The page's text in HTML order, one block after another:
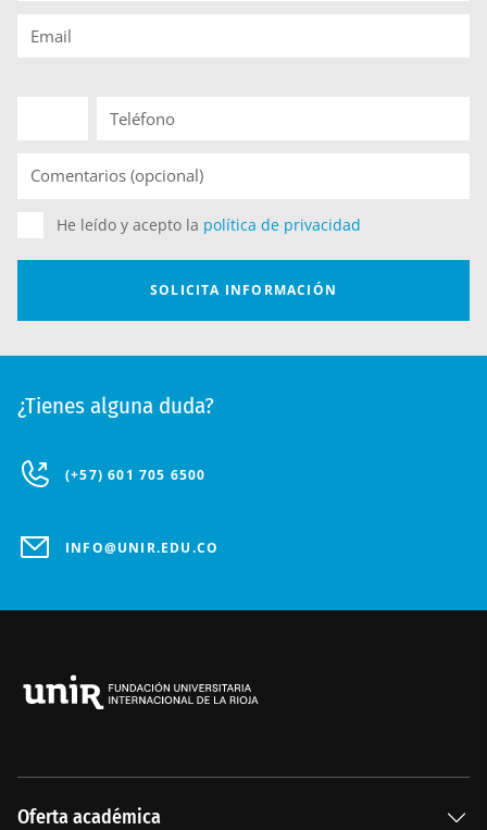
¿Tienes alguna duda?
(+57) 601 705 6500
INFO@UNIR.EDU.CO
Oferta académica